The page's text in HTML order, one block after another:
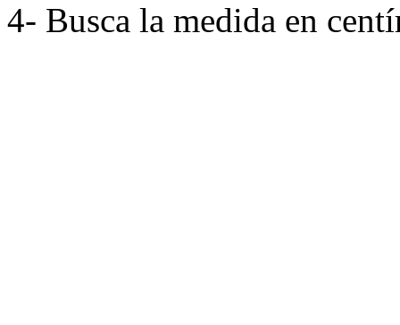
4- Busca la medida en